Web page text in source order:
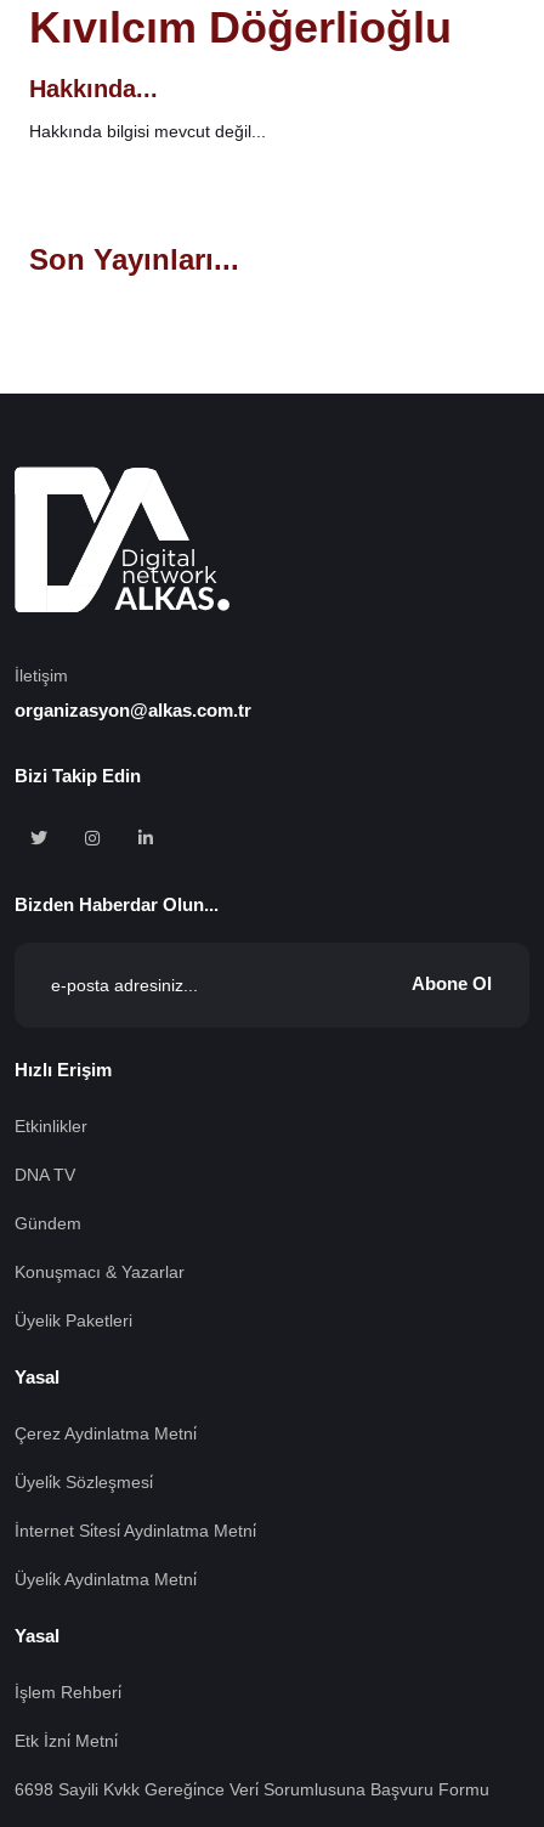
Kıvılcım Döğerlioğlu
Hakkında...
Hakkında bilgisi mevcut değil...
Son Yayınları...
İletişim
organizasyon@alkas.com.tr
Bizi Takip Edin
Bizden Haberdar Olun...
Abone Ol
Hızlı Erişim
Etkinlikler
DNA TV
Gündem
Konuşmacı & Yazarlar
Üyelik Paketleri
Yasal
Çerez Aydinlatma Metni̇
Üyeli̇k Sözleşmesi̇
İnternet Si̇tesi̇ Aydinlatma Metni̇
Üyeli̇k Aydinlatma Metni̇
Yasal
İşlem Rehberi̇
Etk İzni̇ Metni̇
6698 Sayili Kvkk Gereği̇nce Veri̇ Sorumlusuna Başvuru Formu